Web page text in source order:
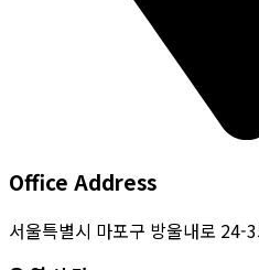
Office Address
서울특별시 마포구 방울내로 24-